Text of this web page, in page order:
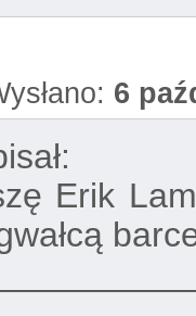
6
Erik